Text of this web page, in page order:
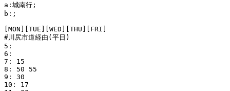
a:城南行;
b:;
[MON][TUE][WED][THU][FRI]
#川尻市道経由(平日)
5:
6:
7: 15
8: 50 55
9: 30
10: 17